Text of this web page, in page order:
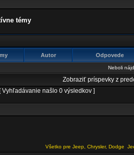
témy
Autor Odpovede
Neboli
Zobraziť príspevky z
[ Vyhľadávanie našlo 0 výsledkov ]
Všetko pre Jeep, Chrysler, Dodge